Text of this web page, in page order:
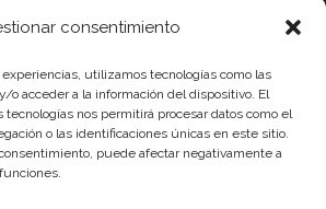
consentimiento
utilizamos tecnologías como las
o acceder a la información del dispositivo. El
nos permitirá procesar datos como el
o las identificaciones únicas en este sitio.
puede afectar negativamente a